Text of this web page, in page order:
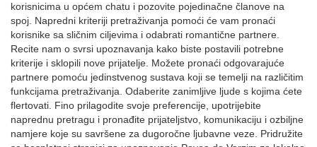
korisnicima u općem chatu i pozovite pojedinačne članove na
spoj. Napredni kriteriji pretraživanja pomoći će vam pronaći
korisnike sa sličnim ciljevima i odabrati romantične partnere.
Recite nam o svrsi upoznavanja kako biste postavili potrebne
kriterije i sklopili nove prijatelje. Možete pronaći odgovarajuće
partnere pomoću jedinstvenog sustava koji se temelji na različitim
funkcijama pretraživanja. Odaberite zanimljive ljude s kojima ćete
flertovati. Fino prilagodite svoje preferencije, upotrijebite
naprednu pretragu i pronađite prijateljstvo, komunikaciju i ozbiljne
namjere koje su savršene za dugoročne ljubavne veze. Pridružite